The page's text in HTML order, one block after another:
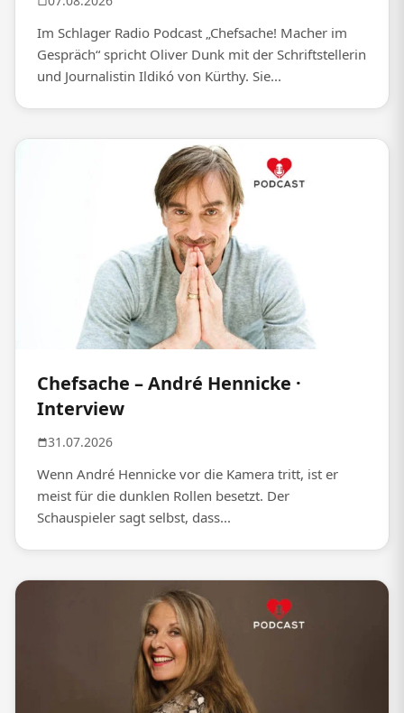
Im Schlager Radio Podcast „Chefsache! Macher im
Gespräch“ spricht Oliver Dunk mit der Schriftstellerin
und Journalistin Ildikó von Kürthy. Sie...
Chefsache – André Hennicke ·
Interview
31.07.2026
Wenn André Hennicke vor die Kamera tritt, ist er
meist für die dunklen Rollen besetzt. Der
Schauspieler sagt selbst, dass...